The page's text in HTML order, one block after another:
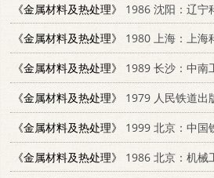
《金属材料及热处理》
1986 沈阳：辽宁
《金属材料及热处理》
1980 上海：上海科
《金属材料及热处理》
1989 长沙：中南工
《金属材料及热处理》
1979 人民铁道出
《金属材料及热处理》
1999 北京：中国
《金属材料及热处理》
1986 北京：机械